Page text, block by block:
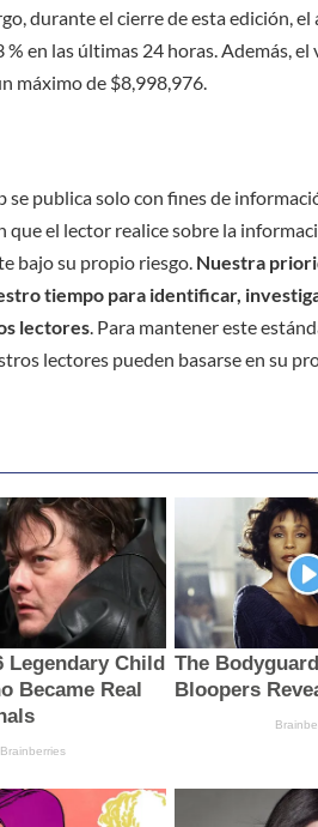
durante el cierre de esta edición, el
en las últimas 24 horas. Además, el
máximo de $8,998,976.
publica solo con fines de
el lector realice sobre la
bajo su propio riesgo. Nuestra
tiempo para identificar,
lectores. Para mantener este
lectores pueden basarse en su